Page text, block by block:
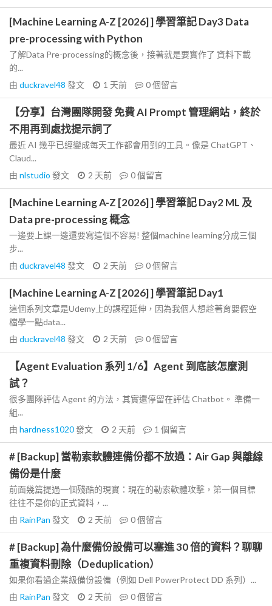
[Machine Learning A-Z [2026] ] 學習筆記 Day3 Data
pre-processing with Python
了解Data Pre-processing的概念後，接著就是要實作了 資料下載
的...
由 duckravel48 發文 1 天前 0個留言
【分享】台灣團隊開發 免費 AI Prompt 管理網站，終於
不用再到處找提示詞了
最近 AI 幾乎已經變成每天工作都會用到的工具。像是 ChatGPT、
Claud...
由 nlstudio 發文 2 天前 0個留言
[Machine Learning A-Z [2026] ] 學習筆記 Day2 ML 及
Data pre-processing 概念
一邊要上課一邊還要寫這個不容易! 整個machine learning分成三個
步...
由 duckravel48 發文 2 天前 0個留言
[Machine Learning A-Z [2026] ] 學習筆記 Day1
這個系列文章是Udemy上的課程延伸，因為我個人想趁著育嬰假空
檔學一點data...
由 duckravel48 發文 2 天前 0個留言
【Agent Evaluation 系列 1/6】Agent 到底該怎麼測
試？
很多團隊評估 Agent 的方法，其實還停留在評估 Chatbot。 準備一
組...
由 hardness1020發文 2 天前 1 個留言
# [Backup] 當勒索軟體連備份都不放過：Air Gap 與離線
備份是什麼
前面幾篇提過一個殘酷的現實：現在的勒索軟體攻擊，第一個目標
往往不是你的正式資料，...
由 RainPan 發文 2 天前 0個留言
# [Backup] 為什麼備份設備可以塞進 30 倍的資料？聊聊
重複資料刪除（Deduplication）
如果你看過企業級備份設備（例如 Dell PowerProtect DD 系列）...
由 RainPan 發文 2 天前 0個留言